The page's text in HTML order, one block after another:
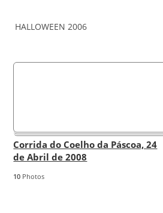
HALLOWEEN 2006
Corrida do Coelho da Páscoa, 24
de Abril de 2008
10 Photos